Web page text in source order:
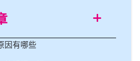
因有哪些